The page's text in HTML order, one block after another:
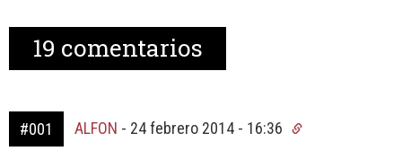
19 comentarios
#001 ALFON - 24 febrero 2014 - 16:36